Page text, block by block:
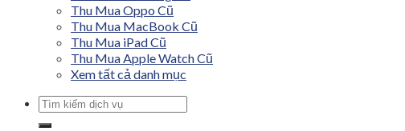
Thu Mua Oppo Cũ
Thu Mua MacBook Cũ
Thu Mua iPad Cũ
Thu Mua Apple Watch Cũ
Xem tất cả danh mục
Tìm
kiếm: